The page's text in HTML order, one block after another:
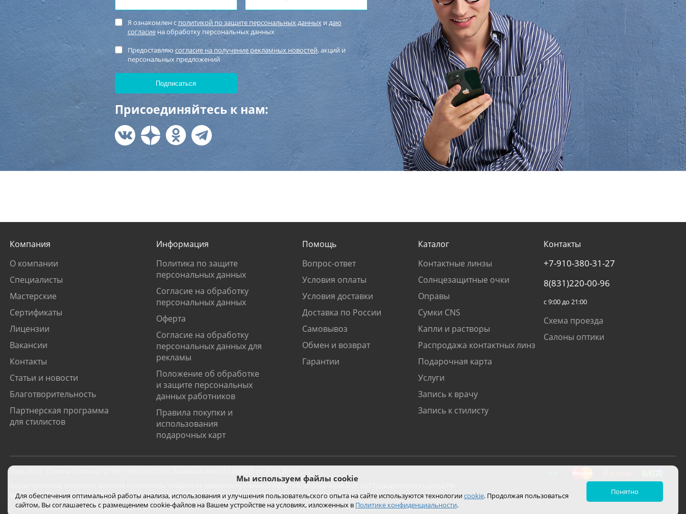
Я ознакомлен с политикой по защите персональных данных и даю
согласиена обработку персональных данных
Предоставляю согласие на получение рекламных новостей, акций и
персональных предложений
Присоединяйтесь к нам:
Компания
О компании
Специалисты
Мастерские
Сертификаты
Лицензии
Вакансии
Контакты
Статьи и новости
Благотворительность
Партнерская программа
для стилистов
Информация
Политика по защите
персональных данных
Согласие на обработку
персональных данных
Оферта
Согласие на обработку
персональных данных для
рекламы
Положение об обработке
и защите персональных
данных работников
Правила покупки и
использования
подарочных карт
Помощь
Вопрос-ответ
Условия оплаты
Условия доставки
Доставка по России
Самовывоз
Обмен и возврат
Гарантии
Каталог
Контактные линзы
Солнцезащитные очки
Оправы
Сумки CNS
Капли и растворы
Распродажа контактных линз
Подарочная карта
Услуги
Запись к врачу
Запись к стилисту
Контакты
+7-910-380-31-27
8(831)220-00-96
с 9:00 до 21:00
Схема проезда
Салоны оптики
Характеристики, описание, наличие и стоимость товаров не являются публичной офертой, определяемой ст. 437 Гражданского кодекса РФ.
Цены на сайте могут отличаться от цен в салонах и действуют только при покупке с помощью сайта.
Мы используем файлы cookie
Для обеспечения оптимальной работы анализа, использования и улучшения пользовательского опыта на сайте используются технологииcookie. Продолжая пользоваться
сайтом, Вы соглашаетесь с размещением cookie-файлов на Вашем устройстве на условиях, изложенных в Политике конфиденциальности.
Понятно